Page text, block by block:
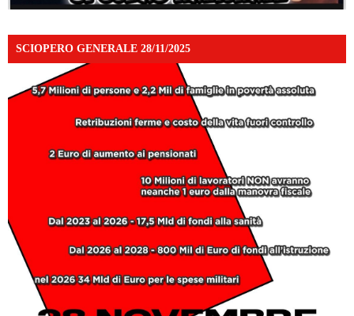
SCIOPERO GENERALE 28/11/2025